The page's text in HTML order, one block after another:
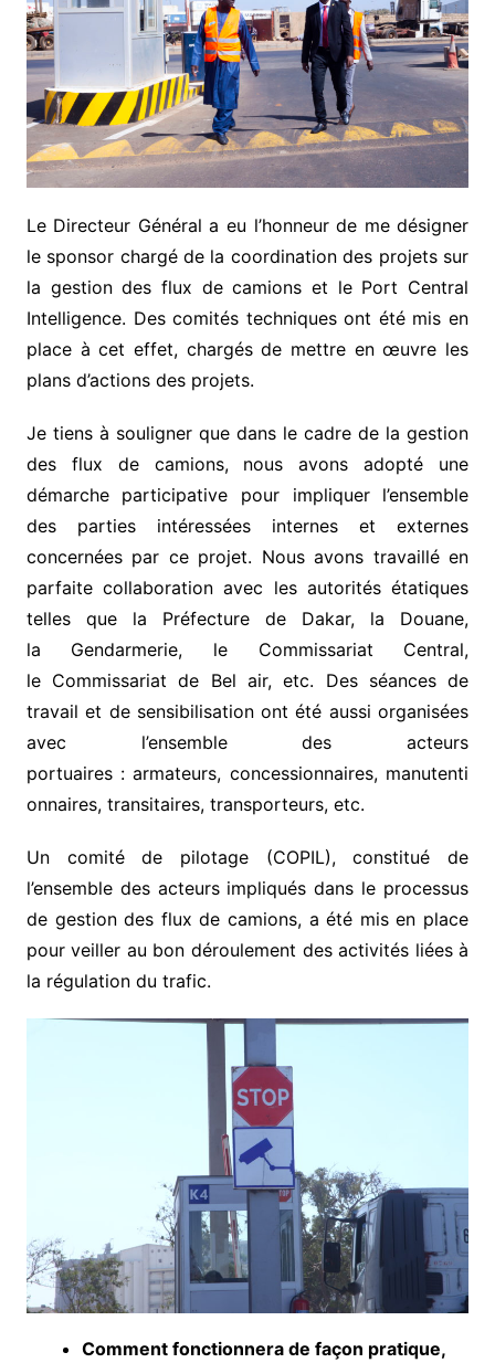
Le Directeur Général a eu l’honneur de me désigner
le sponsor chargé de la coordination des projets sur
la gestion des flux de camions et le Port Central
Intelligence. Des comités techniques ont été mis en
place à cet effet, chargés de mettre en œuvre les
plans d’actions des projets.
Je tiens à souligner que dans le cadre de la gestion
des flux de camions, nous avons adopté une
démarche participative pour impliquer l’ensemble
des parties intéressées internes et externes
concernées par ce projet. Nous avons travaillé en
parfaite collaboration avec les autorités étatiques
telles que la Préfecture de Dakar, la Douane,
la Gendarmerie, le Commissariat Central,
le Commissariat de Bel air, etc. Des séances de
travail et de sensibilisation ont été aussi organisées
avec l’ensemble des acteurs
portuaires : armateurs, concessionnaires, manutenti
onnaires, transitaires, transporteurs, etc.
Un comité de pilotage (COPIL), constitué de
l’ensemble des acteurs impliqués dans le processus
de gestion des flux de camions, a été mis en place
pour veiller au bon déroulement des activités liées à
la régulation du trafic.
Comment fonctionnera de façon pratique,